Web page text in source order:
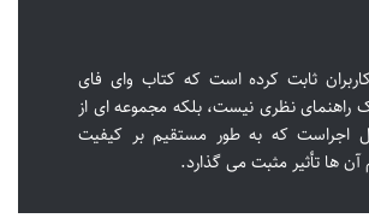
ثابت کرده است که کتاب وای فای
راهنمای نظری نیست، بلکه مجموعه ای از
اجراست که به طور مستقیم بر کیفیت
ها تأثیر مثبت می گذارد.